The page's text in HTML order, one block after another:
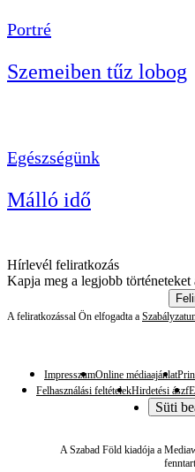
Portré
Szemeiben tűz lobog
Egészségünk
Málló idő
Hírlevél feliratkozás
Kapja meg a legjobb történeteket
A feliratkozással Ön elfogadta a
ImpresszumOnline médiaajánlat
Felhasználási feltételekHirdetési ászf
Süti
A Szabad Föld kiadója a